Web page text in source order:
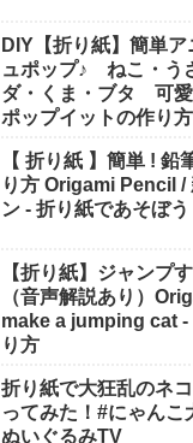
DIY【折り紙】簡単
ュポップ♪ ねこ・う
ダ・くま・ブタ 可
ポップイットの作り方 How to
Soda Cat Origami キ
り紙
【 折り紙 】簡単 ! 鉛
り方 Origami Pencil /
ン - 折り紙であそぼ
【折り紙】ジャンプ
（音声解説あり）
make a jumping cat -
り方
折り紙で大狂乱のネ
ってみた！#にゃんこ
ぬいぐるみTV